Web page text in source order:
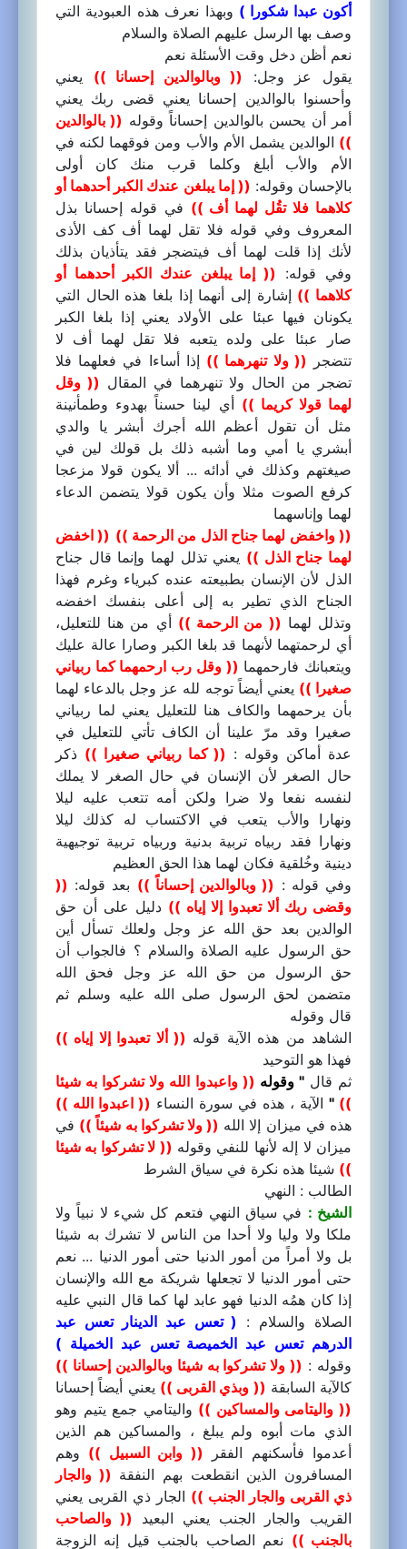
أكون عبدا شكورا ) وبهذا نعرف هذه العبودية التي
وصف بها الرسل عليهم الصلاة والسلام
نعم أظن دخل وقت الأسئلة نعم
يقول عز وجل:
(( وبالوالدين إحسانا )) يعني
وأحسنوا بالوالدين إحسانا يعني قضى ربك يعني
أمر أن يحسن بالوالدين إحساناً وقوله (( بالوالدين
)) الوالدين يشمل الأم والأب ومن فوقهما لكنه في
الأم والأب أبلغ وكلما قرب منك كان أولى
بالإحسان وقوله: (( إما يبلغن عندك الكبر أحدهما أو
كلاهما فلا تقُل لهما أف )) في قوله إحسانا بذل
المعروف وفي قوله فلا تقل لهما أف كف الأذى
لأنك إذا قلت لهما أف فيتضجر فقد يتأذيان بذلك
وفي قوله:
(( إما يبلغن عندك الكبر أحدهما أو
كلاهما )) إشارة إلى أنهما إذا بلغا هذه الحال التي
يكونان فيها عبئا على الأولاد يعني إذا بلغا الكبر
صار عبئا على ولده يتعبه فلا تقل لهما أف لا
تتضجر (( ولا تنهرهما )) إذا أساءا في فعلهما فلا
تضجر من الحال ولا تنهرهما في المقال (( وقل
لهما قولا كريما )) أي لينا حسناً بهدوء وطمأنينة
مثل أن تقول أعظم الله أجرك أبشر يا والدي
أبشري يا أمي وما أشبه ذلك بل قولك لين في
صيغتهم وكذلك في أدائه ... ألا يكون قولا مزعجا
كرفع الصوت مثلا وأن يكون قولا يتضمن الدعاء
لهما وإناسهما
(( واخفض لهما جناح الذل من الرحمة )) (( اخفض
لهما جناح الذل )) يعني تذلل لهما وإنما قال جناح
الذل لأن الإنسان بطبيعته عنده كبرياء وغرم فهذا
الجناح الذي تطير به إلى أعلى بنفسك اخفضه
وتذلل لهما (( من الرحمة )) أي من هنا للتعليل،
أي لرحمتهما لأنهما قد بلغا الكبر وصارا عالة عليك
ويتعبانك فارحمهما (( وقل رب ارحمهما كما ربياني
صغيرا )) يعني أيضاً توجه لله عز وجل بالدعاء لهما
بأن يرحمهما والكاف هنا للتعليل يعني لما ربياني
صغيرا وقد مرّ علينا أن الكاف تأتي للتعليل في
عدة أماكن وقوله : (( كما ربياني صغيرا )) ذكر
حال الصغر لأن الإنسان في حال الصغر لا يملك
لنفسه نفعا ولا ضرا ولكن أمه تتعب عليه ليلا
ونهارا والأب يتعب في الاكتساب له كذلك ليلا
ونهارا فقد ربياه تربية بدنية وربياه تربية توجيهية
دينية وخُلقية فكان لهما هذا الحق العظيم
وفي قوله : (( وبالوالدين إحساناً )) بعد قوله: ((
وقضى ربك ألا تعبدوا إلا إياه )) دليل على أن حق
الوالدين بعد حق الله عز وجل ولعلك تسأل أين
حق الرسول عليه الصلاة والسلام ؟ فالجواب أن
حق الرسول من حق الله عز وجل فحق الله
متضمن لحق الرسول صلى الله عليه وسلم ثم
قال وقوله
الشاهد من هذه الآية قوله (( ألا تعبدوا إلا إياه ))
فهذا هو التوحيد
ثم قال" وقوله (( واعبدوا الله ولا تشركوا به شيئا
))
" الآية ، هذه في سورة النساء (( اعبدوا الله ))
هذه في ميزان إلا الله (( ولا تشركوا به شيئاً )) في
ميزان لا إله لأنها للنفي وقوله (( لا تشركوا به شيئا
)) شيئا هذه نكرة في سياق الشرط
الطالب : النهي
الشيخ : في سياق النهي فتعم كل شيء لا نبياً ولا
ملكا ولا وليا ولا أحدا من الناس لا تشرك به شيئا
بل ولا أمراً من أمور الدنيا حتى أمور الدنيا ... نعم
حتى أمور الدنيا لا تجعلها شريكة مع الله والإنسان
إذا كان همُه الدنيا فهو عابد لها كما قال النبي عليه
الصلاة والسلام :
( تعس عبد الدينار تعس عبد
الدرهم تعس عبد الخميصة تعس عبد الخميلة )
وقوله : (( ولا تشركوا به شيئا وبالوالدين إحسانا ))
كالآية السابقة (( وبذي القربى )) يعني أيضاً إحسانا
(( واليتامى والمساكين )) واليتامي جمع يتيم وهو
الذي مات أبوه ولم يبلغ ، والمساكين هم الذين
أعدموا فأسكنهم الفقر (( وابن السبيل )) وهم
المسافرون الذين انقطعت بهم النفقة (( والجار
ذي القربى والجار الجنب )) الجار ذي القربى يعني
القريب والجار الجنب يعني البعيد (( والصاحب
بالجنب )) نعم الصاحب بالجنب قيل إنه الزوجة